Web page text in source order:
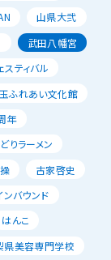
山県大弐
武田八幡宮
ティバル
ふれあい文化館
年
りラーメン
古家啓史
ンバウンド
はんこ
県美容専門学校